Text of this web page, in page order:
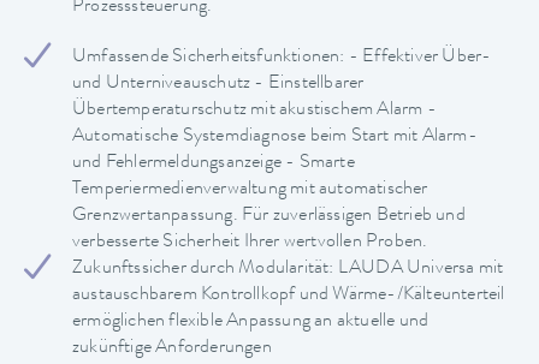
Prozesssteuerung.
Umfassende Sicherheitsfunktionen: - Effektiver Über-
und Unterniveauschutz - Einstellbarer
Übertemperaturschutz mit akustischem Alarm -
Automatische Systemdiagnose beim Start mit Alarm-
und Fehlermeldungsanzeige - Smarte
Temperiermedienverwaltung mit automatischer
Grenzwertanpassung. Für zuverlässigen Betrieb und
verbesserte Sicherheit Ihrer wertvollen Proben.
Zukunftssicher durch Modularität: LAUDA Universa mit
austauschbarem Kontrollkopf und Wärme-/Kälteunterteil
ermöglichen flexible Anpassung an aktuelle und
zukünftige Anforderungen